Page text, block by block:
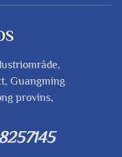
Guangming
provins,